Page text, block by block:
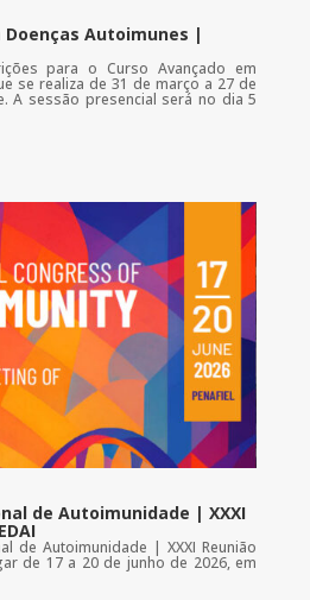
Doenças Autoimunes |
para o Curso Avançado em
se realiza de 31 de março a 27 de
A sessão presencial será no dia 5
de Autoimunidade | XXXI
de Autoimunidade | XXXI Reunião
de 17 a 20 de junho de 2026, em